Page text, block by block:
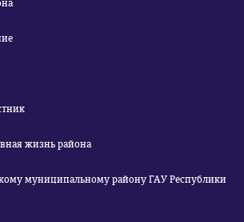
жизнь района
муниципальному району ГАУ Республики